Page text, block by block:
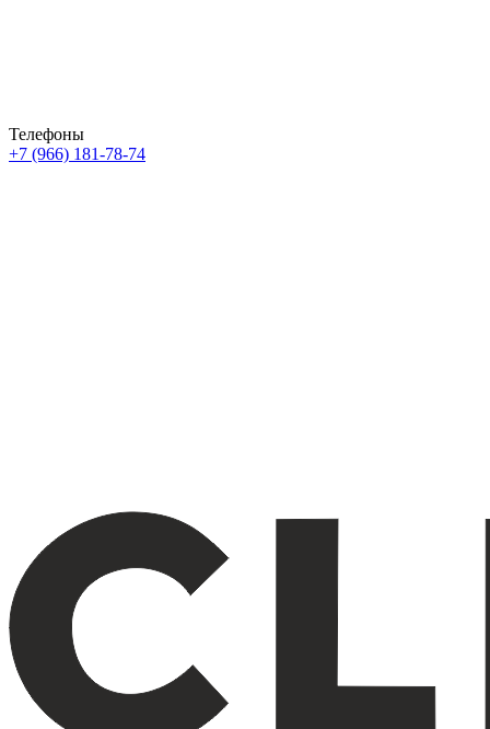
Телефоны
+7 (966) 181-78-74